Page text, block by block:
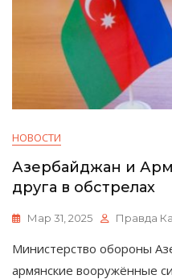
НОВОСТИ
Азербайджан и
друга в обстрелах
Мар 31, 2025 Правда
Министерство обороны
армянские вооружённые